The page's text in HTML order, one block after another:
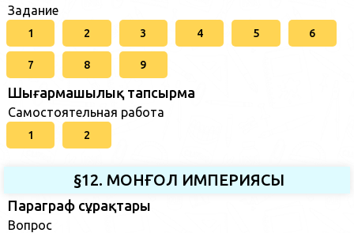
Задание
1 2 3 4 5 6
7 8 9
Шығармашылық тапсырма
Самостоятельная работа
1 2
§12. МОНҒОЛ ИМПЕРИЯСЫ
Параграф сұрақтары
Вопрос